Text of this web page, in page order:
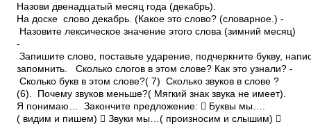
Назови двенадцатый месяц года (декабрь).
На доске слово декабрь. (Какое это слово? (словарное.) ­
Назовите лексическое значение этого слова (зимний месяц)
­
Запишите слово, поставьте ударение, подчеркните букву,
запомнить. ­ Сколько слогов в этом слове?­ Как это узнали? ­
Сколько букв в этом слове?( 7) ­ Сколько звуков в слове ?
(6). Почему звуков меньше?( Мягкий знак звука не имеет).
Я понимаю… ­ Закончите предложение:  Буквы мы….
( видим и пишем)  Звуки мы…( произносим и слышим) 